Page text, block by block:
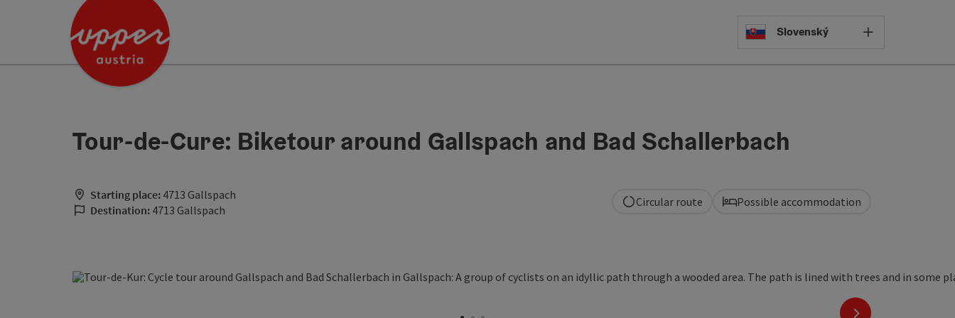
Accesskey
Accesskey
Select
Slovenský
Tour-de-Cure: Biketour around Gallspach and Bad Schallerbach
Starting place: 4713 Gallspach
Destination: 4713 Gallspach
next slide
Circular route Possible accommodation